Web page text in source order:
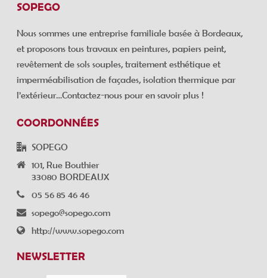
SOPEGO
Nous sommes une entreprise familiale basée à Bordeaux,
et proposons tous travaux en peintures, papiers peint,
revêtement de sols souples, traitement esthétique et
imperméabilisation de façades, isolation thermique par
l’extérieur…Contactez-nous pour en savoir plus !
COORDONNÉES
SOPEGO
101, Rue Bouthier
33080 BORDEAUX
05 56 85 46 46
sopego@sopego.com
http://www.sopego.com
NEWSLETTER